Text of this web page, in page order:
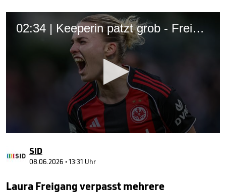
02:34 | Keeperin patzt grob - Freigang nutzt es herrlich aus
of
2
seconds
SID
08.06.2026 • 13:31 Uhr
Laura Freigang verpasst mehrere